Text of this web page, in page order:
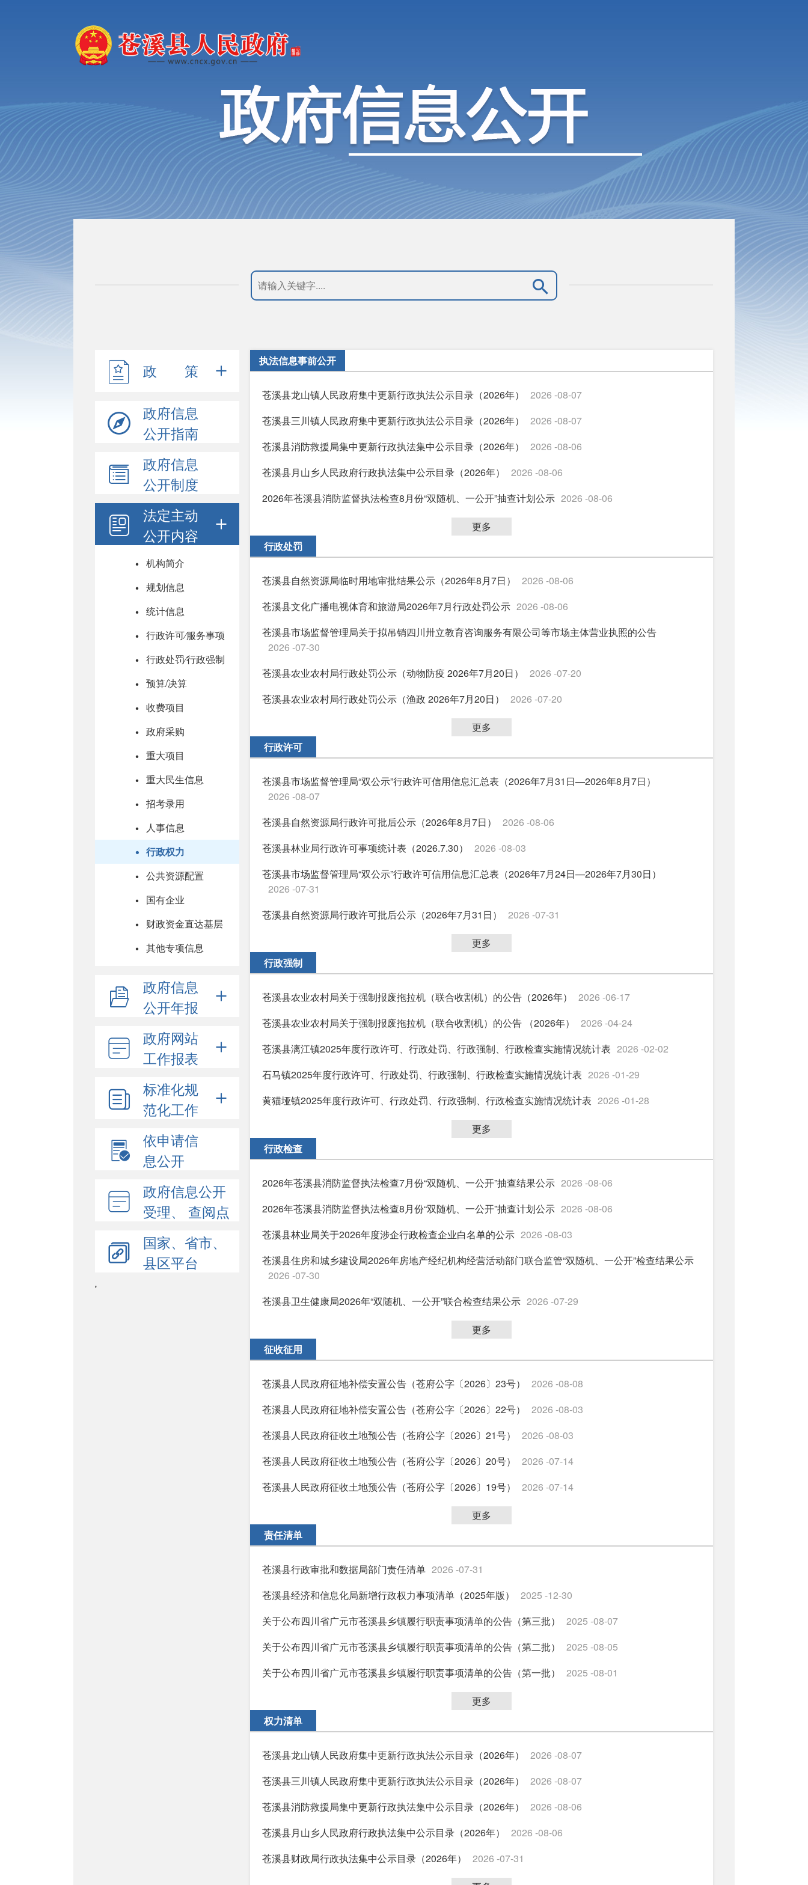
政 策
政府信息
公开指南
政府信息
公开制度
法定主动
公开内容
机构简介
规划信息
统计信息
行政许可⁄服务事项
行政处罚⁄行政强制
预算/决算
收费项目
政府采购
重大项目
重大民生信息
招考录用
人事信息
行政权力
公共资源配置
国有企业
财政资金直达基层
其他专项信息
政府信息
公开年报
政府网站
工作报表
标准化规
范化工作
依申请信
息公开
政府信息公开
受理、 查阅点
国家、省市、
县区平台
执法信息事前公开
苍溪县龙山镇人民政府集中更新行政执法公示目录（2026年）
2026 -08-07
苍溪县三川镇人民政府集中更新行政执法公示目录（2026年）
2026 -08-07
苍溪县消防救援局集中更新行政执法集中公示目录（2026年）
2026 -08-06
苍溪县月山乡人民政府行政执法集中公示目录（2026年）
2026 -08-06
2026年苍溪县消防监督执法检查8月份“双随机、一公开”抽查计划公示 2026 -08-06
更多
行政处罚
苍溪县自然资源局临时用地审批结果公示（2026年8月7日）
2026 -08-06
苍溪县文化广播电视体育和旅游局2026年7月行政处罚公示 2026 -08-06
苍溪县市场监督管理局关于拟吊销四川卅立教育咨询服务有限公司等市场主体营业执照的公告
2026 -07-30
苍溪县农业农村局行政处罚公示（动物防疫 2026年7月20日）
2026 -07-20
苍溪县农业农村局行政处罚公示（渔政 2026年7月20日）
2026 -07-20
更多
行政许可
苍溪县市场监督管理局“双公示”行政许可信用信息汇总表（2026年7月31日—2026年8月7日）
2026 -08-07
苍溪县自然资源局行政许可批后公示（2026年8月7日）
2026 -08-06
苍溪县林业局行政许可事项统计表（2026.7.30）
2026 -08-03
苍溪县市场监督管理局“双公示”行政许可信用信息汇总表（2026年7月24日—2026年7月30日）
2026 -07-31
苍溪县自然资源局行政许可批后公示（2026年7月31日）
2026 -07-31
更多
行政强制
苍溪县农业农村局关于强制报废拖拉机（联合收割机）的公告（2026年）
2026 -06-17
苍溪县农业农村局关于强制报废拖拉机（联合收割机）的公告 （2026年）
2026 -04-24
苍溪县漓江镇2025年度行政许可、行政处罚、行政强制、行政检查实施情况统计表 2026 -02-02
石马镇2025年度行政许可、行政处罚、行政强制、行政检查实施情况统计表 2026 -01-29
黄猫垭镇2025年度行政许可、行政处罚、行政强制、行政检查实施情况统计表 2026 -01-28
更多
行政检查
2026年苍溪县消防监督执法检查7月份“双随机、一公开”抽查结果公示 2026 -08-06
2026年苍溪县消防监督执法检查8月份“双随机、一公开”抽查计划公示 2026 -08-06
苍溪县林业局关于2026年度涉企行政检查企业白名单的公示 2026 -08-03
苍溪县住房和城乡建设局2026年房地产经纪机构经营活动部门联合监管“双随机、一公开”检查结果公示
2026 -07-30
苍溪县卫生健康局2026年“双随机、一公开”联合检查结果公示 2026 -07-29
更多
征收征用
苍溪县人民政府征地补偿安置公告（苍府公字〔2026〕23号）
2026 -08-08
苍溪县人民政府征地补偿安置公告（苍府公字〔2026〕22号）
2026 -08-03
苍溪县人民政府征收土地预公告（苍府公字〔2026〕21号）
2026 -08-03
苍溪县人民政府征收土地预公告（苍府公字〔2026〕20号）
2026 -07-14
苍溪县人民政府征收土地预公告（苍府公字〔2026〕19号）
2026 -07-14
更多
责任清单
苍溪县行政审批和数据局部门责任清单 2026 -07-31
苍溪县经济和信息化局新增行政权力事项清单（2025年版）
2025 -12-30
关于公布四川省广元市苍溪县乡镇履行职责事项清单的公告（第三批）
2025 -08-07
关于公布四川省广元市苍溪县乡镇履行职责事项清单的公告（第二批）
2025 -08-05
关于公布四川省广元市苍溪县乡镇履行职责事项清单的公告（第一批）
2025 -08-01
更多
权力清单
苍溪县龙山镇人民政府集中更新行政执法公示目录（2026年）
2026 -08-07
苍溪县三川镇人民政府集中更新行政执法公示目录（2026年）
2026 -08-07
苍溪县消防救援局集中更新行政执法集中公示目录（2026年）
2026 -08-06
苍溪县月山乡人民政府行政执法集中公示目录（2026年）
2026 -08-06
苍溪县财政局行政执法集中公示目录（2026年）
2026 -07-31
'